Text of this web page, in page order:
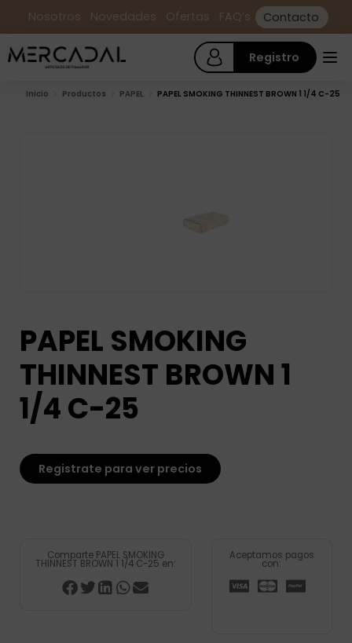
Nosotros Novedades Ofertas FAQ’s Contacto
Registro
Inicio Productos PAPEL PAPEL SMOKING THINNEST BROWN 1 1/4 C-25
PAPEL SMOKING
THINNEST BROWN 1
1/4 C-25
Registrate para ver precios
Comparte PAPEL SMOKING
THINNEST BROWN 1 1/4 C-25 en:
Aceptamos pagos
con: